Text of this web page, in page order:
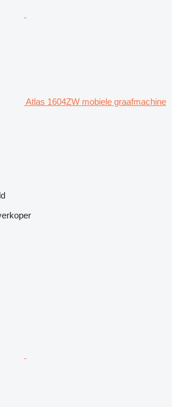
Atlas 1604ZW mobiele graafmachine